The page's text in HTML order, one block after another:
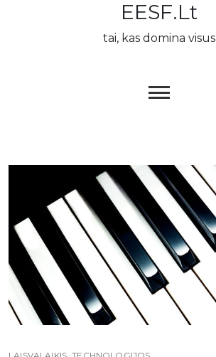
EESF.lt
tai, kas domina visus